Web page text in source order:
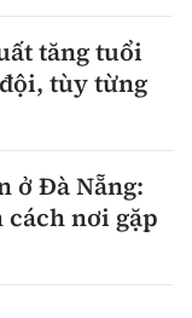
tăng tuổi
tùy từng
ở Đà Nẵng:
nơi gặp